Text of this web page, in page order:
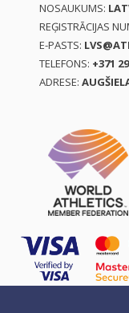
NOSAUKUMS:
REĢISTRĀCIJAS
E-PASTS:
TELEFONS: +371
ADRESE: